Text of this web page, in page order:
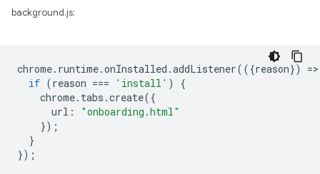
background.js:
chrome. runtime.onInstalled .addListener(({reason}) =>
if (reason === 'install' )
{
chrome. tabs .create({
url :
"onboarding.html"
});
}
});